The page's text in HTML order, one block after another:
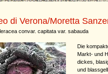
di Verona/Moretta
convar. capitata var. sabauda
Die
Markt- und
dickes,
und